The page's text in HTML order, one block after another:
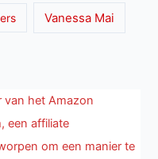
Vanessa Mai
van het Amazon
een affiliate
om een manier te